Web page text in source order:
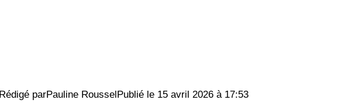
Rédigé parPauline Roussel 15 avril 2026 à 17:53